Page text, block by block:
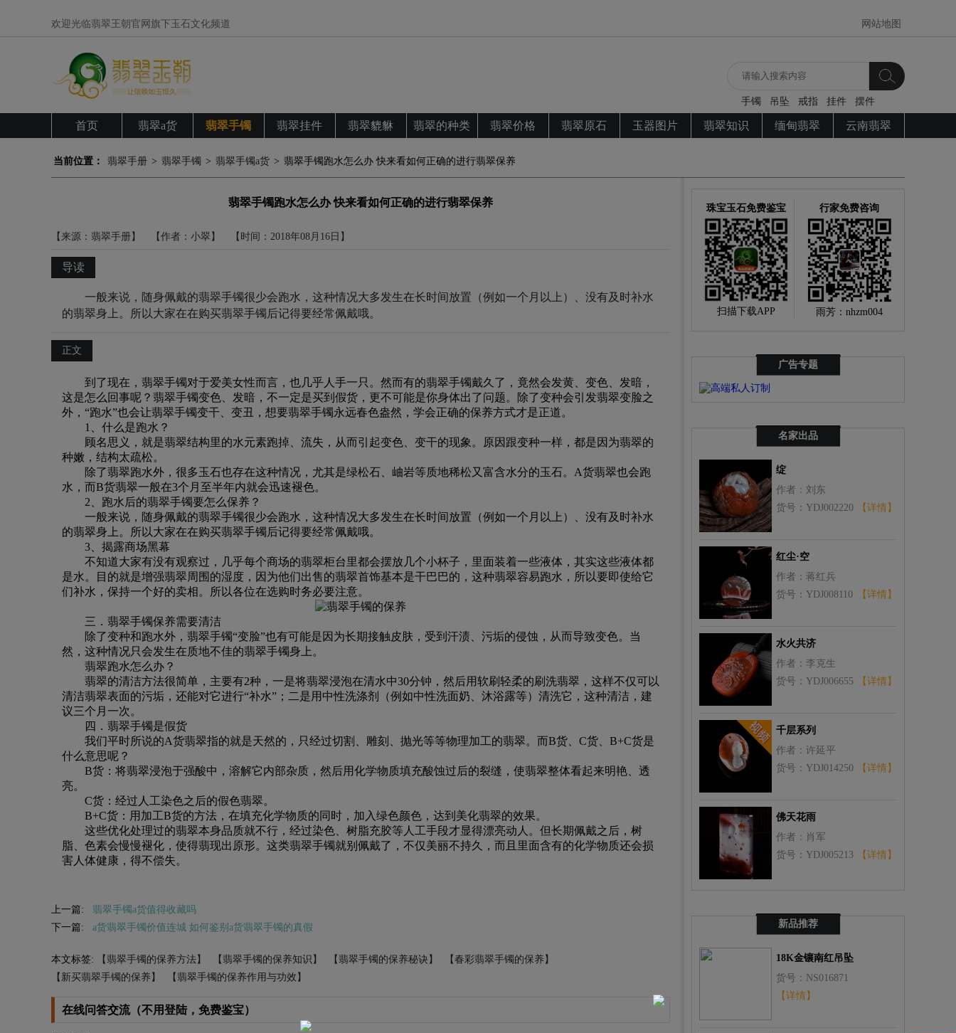
欢迎光临翡翠王朝官网旗下玉石文化频道 网站地图
手镯 吊坠 戒指 挂件 摆件
首页 翡翠a货 翡翠手镯 翡翠挂件 翡翠貔貅 翡翠的种类 翡翠价格 翡翠原石 玉器图片 翡翠知识 缅甸翡翠 云南翡翠
当前位置： 翡翠手册 > 翡翠手镯 > 翡翠手镯a货 > 翡翠手镯跑水怎么办 快来看如何正确的进行翡翠保养
翡翠手镯跑水怎么办 快来看如何正确的进行翡翠保养
【来源：翡翠手册】 【作者：小翠】 【时间：2018年08月16日】
导读
一般来说，随身佩戴的翡翠手镯很少会跑水，这种情况大多发生在长时间放置（例如一个月以上）、没有及时补水
的翡翠身上。所以大家在在购买翡翠手镯后记得要经常佩戴哦。
正文
到了现在，翡翠手镯对于爱美女性而言，也几乎人手一只。然而有的翡翠手镯戴久了，竟然会发黄、变色、发暗，
这是怎么回事呢？翡翠手镯变色、发暗，不一定是买到假货，更不可能是你身体出了问题。除了变种会引发翡翠变脸之
外，“跑水”也会让翡翠手镯变干、变丑，想要翡翠手镯永远春色盎然，学会正确的保养方式才是正道。
1、什么是跑水？
顾名思义，就是翡翠结构里的水元素跑掉、流失，从而引起变色、变干的现象。原因跟变种一样，都是因为翡翠的
种嫩，结构太疏松。
除了翡翠跑水外，很多玉石也存在这种情况，尤其是绿松石、岫岩等质地稀松又富含水分的玉石。A货翡翠也会跑
水，而B货翡翠一般在3个月至半年内就会迅速褪色。
2、跑水后的翡翠手镯要怎么保养？
一般来说，随身佩戴的翡翠手镯很少会跑水，这种情况大多发生在长时间放置（例如一个月以上）、没有及时补水
的翡翠身上。所以大家在在购买翡翠手镯后记得要经常佩戴哦。
3、揭露商场黑幕
不知道大家有没有观察过，几乎每个商场的翡翠柜台里都会摆放几个小杯子，里面装着一些液体，其实这些液体都
是水。目的就是增强翡翠周围的湿度，因为他们出售的翡翠首饰基本是干巴巴的，这种翡翠容易跑水，所以要即使给它
们补水，保持一个好的卖相。所以各位在选购时务必要注意。
三．翡翠手镯保养需要清洁
除了变种和跑水外，翡翠手镯“变脸”也有可能是因为长期接触皮肤，受到汗渍、污垢的侵蚀，从而导致变色。当
然，这种情况只会发生在质地不佳的翡翠手镯身上。
翡翠跑水怎么办？
翡翠的清洁方法很简单，主要有2种，一是将翡翠浸泡在清水中30分钟，然后用软刷轻柔的刷洗翡翠，这样不仅可以
清洁翡翠表面的污垢，还能对它进行“补水”；二是用中性洗涤剂（例如中性洗面奶、沐浴露等）清洗它，这种清洁，建
议三个月一次。
四．翡翠手镯是假货
我们平时所说的A货翡翠指的就是天然的，只经过切割、雕刻、抛光等等物理加工的翡翠。而B货、C货、B+C货是
什么意思呢？
B货：将翡翠浸泡于强酸中，溶解它内部杂质，然后用化学物质填充酸蚀过后的裂缝，使翡翠整体看起来明艳、透
亮。
C货：经过人工染色之后的假色翡翠。
B+C货：用加工B货的方法，在填充化学物质的同时，加入绿色颜色，达到美化翡翠的效果。
这些优化处理过的翡翠本身品质就不行，经过染色、树脂充胶等人工手段才显得漂亮动人。但长期佩戴之后，树
脂、色素会慢慢褪化，使得翡现出原形。这类翡翠手镯就别佩戴了，不仅美丽不持久，而且里面含有的化学物质还会损
害人体健康，得不偿失。
上一篇:
翡翠手镯a货值得收藏吗
下一篇:
a货翡翠手镯价值连城 如何鉴别a货翡翠手镯的真假
本文标签: 【翡翠手镯的保养方法】 【翡翠手镯的保养知识】 【翡翠手镯的保养秘诀】
【春彩翡翠手镯的保养】
【新买翡翠手镯的保养】
【翡翠手镯的保养作用与功效】
在线问答交流（不用登陆，免费鉴宝）
珠宝玉石免费鉴宝
扫描下载APP
行家免费咨询
雨芳：nhzm004
广告专题
名家出品
绽
作者：刘东
货号：YDJ002220
【详情】
红尘·空
作者：蒋红兵
货号：YDJ008110
【详情】
水火共济
作者：李克生
货号：YDJ006655
【详情】
千层系列
作者：许延平
货号：YDJ014250
【详情】
佛天花雨
作者：肖军
货号：YDJ005213
【详情】
新品推荐
18K金镶南红吊坠
货号：NS016871
【详情】